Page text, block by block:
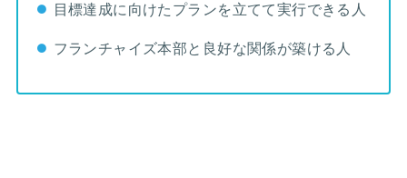
目標達成に向けたプランを立てて実行できる人
フランチャイズ本部と良好な関係が築ける人